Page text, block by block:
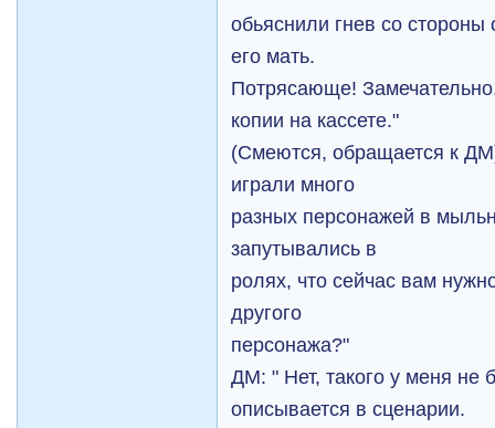
обьяснили гнев со
его мать.
Потрясающе!
копии на кассете."
(Смеются, обращается к
играли много
разных персонажей в
запутывались в
ролях, что сейчас вам
другого
персонажа?"
ДМ: " Нет, такого у меня не
описывается в сценарии.